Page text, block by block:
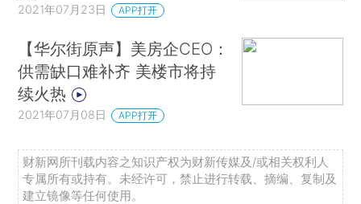
2021年07月23日 APP打开
【华尔街原声】美房企CEO：
供需缺口难补齐 美楼市将持
续火热
2021年07月08日 APP打开
财新网所刊载内容之知识产权为财新传媒及/或相关权利人
专属所有或持有。未经许可，禁止进行转载、摘编、复制及
建立镜像等任何使用。